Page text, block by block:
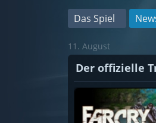
Das Spiel
11. August
Der offizielle